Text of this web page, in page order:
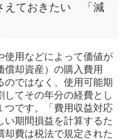
えておきたい 「減
用などによって価値が
却資産）の購入費用
のではなく、使用可能期
してその年分の経費とし
つです。「費用収益対応
い期間損益を計算するた
却費は税法で規定された